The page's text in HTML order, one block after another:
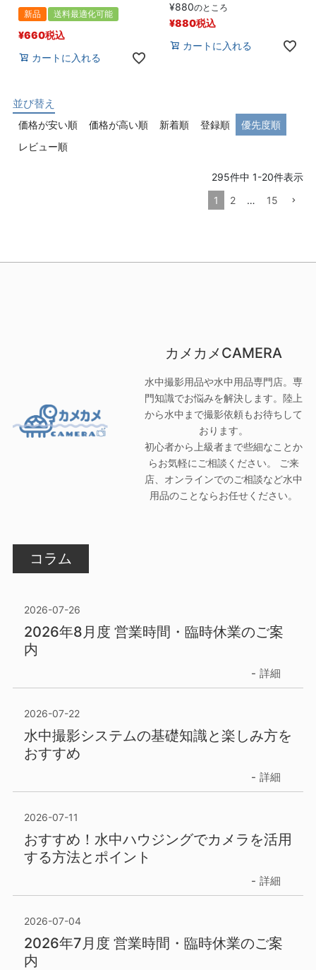
新品 送料最適化可能
¥660税込
カートに入れる
¥880のところ
¥880税込
カートに入れる
並び替え
価格が安い順 価格が高い順 新着順 登録順
優先度順
レビュー順
295件中 1-20件表示
1
2 … 15
カメカメCAMERA
水中撮影用品や水中用品専門店。専
門知識でお悩みを解決します。陸上
から水中まで撮影依頼もお待ちして
おります。
初心者から上級者まで些細なことか
らお気軽にご相談ください。 ご来
店、オンラインでのご相談など水中
用品のことならお任せください。
コラム
2026-07-26
2026年8月度 営業時間・臨時休業のご案
内
詳細
2026-07-22
水中撮影システムの基礎知識と楽しみ方を
おすすめ
詳細
2026-07-11
おすすめ！水中ハウジングでカメラを活用
する方法とポイント
詳細
2026-07-04
2026年7月度 営業時間・臨時休業のご案
内